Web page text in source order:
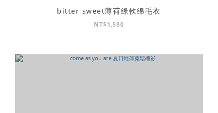
bitter sweet薄荷綠軟綿毛衣
NT$1,580